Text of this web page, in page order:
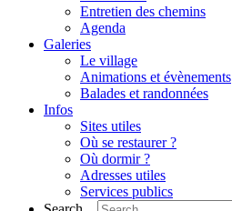
Entretien des chemins
Agenda
Galeries
Le village
Animations et évènements
Balades et randonnées
Infos
Sites utiles
Où se restaurer ?
Où dormir ?
Adresses utiles
Services publics